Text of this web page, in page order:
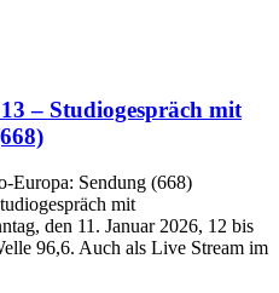
– Studiogespräch mit
Europa: Sendung (668)
mit
den 11. Januar 2026, 12 bis
96,6. Auch als Live Stream im